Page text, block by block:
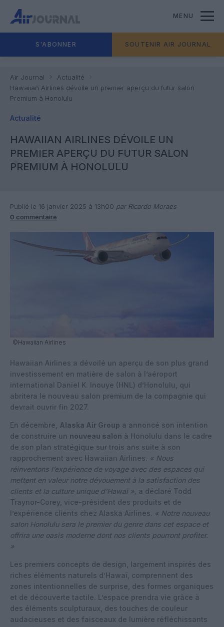
MENU
S'ABONNER SOUTENIR AIR JOURNAL
Air Journal
Actualité
Hawaiian Airlines dévoile un premier aperçu du futur salon
Premium à Honolulu
Actualité
HAWAIIAN AIRLINES DÉVOILE UN
PREMIER APERÇU DU FUTUR SALON
PREMIUM À HONOLULU
Publié le 16 janvier 2025 à 13h00 par Ricardo Moraes
0 commentaire
©Hawaiian Airlines
Hawaiian Airlines a dévoilé un aperçu de son plus grand
investissement en matière de salon à l’aéroport
international Daniel K. Inouye (HNL) d’Honolulu, qui
abritera le nouveau salon premium de la compagnie qui
devrait ouvrir fin 2027.
En décembre, Alaska Air Group a annoncé son intention
de construire un nouveau salon à Honolulu dans le cadre
de son plan stratégique sur trois ans suite à son
rapprochement avec Hawaiian Airlines. « Nous
réinventons l’expérience de voyage avec des espaces qui
mettent en valeur notre dévouement à la satisfaction des
clients et la culture unique d’Hawaï », a déclaré Todd
Traynor-Corey, vice-président des produits et de
l’expérience clients chez Alaska Airlines. « Notre nouveau
salon Honolulu sera le premier du genre dans cet espace et
offrira une oasis moderne dont nos clients pourront profiter.
»
Les premiers concepts de design, largement inspirés des
riches éléments naturels d’Hawaï, comprennent des
zones intentionnelles de surprise, des formes organiques
et de découverte tactile. L’espace prendra vie grâce à
des éléments sculpturaux, des touches de couleur
audacieuses et des faisceaux de lumière réfléchissants